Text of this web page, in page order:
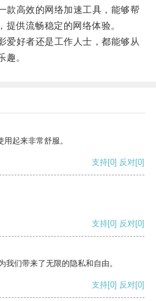
高效的网络加速工具，能够帮
提供流畅稳定的网络体验。
好者还是工作人士，都能够从
趣。
起来非常舒服。
支持[0] 反对[0]
支持[0] 反对[0]
们带来了无限的隐私和自由。
支持[0] 反对[0]